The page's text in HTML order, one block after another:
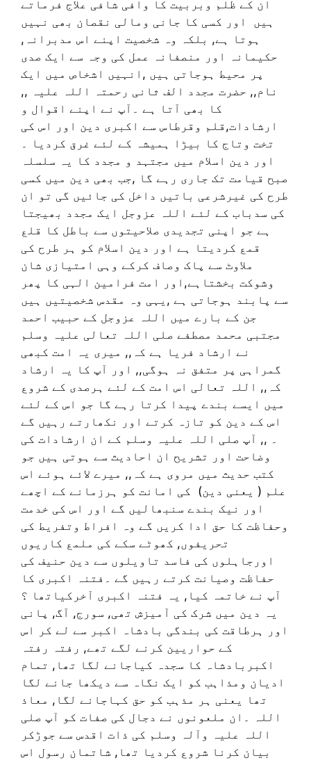
ان کے ظلم وبربیت کا وافی شافی علاج فرماتے
ہیں اور کسی کا جانی ومالی نقصان بھی نہیں
ہوتا ہے, بلکہ وہ شخصیت اپنے اس مدبرانہ,
حکیمانہ اور منصفانہ عمل کی وجہ سے ایک صدی
پر محیط ہوجاتی ہیں ,انہیں اشخاص میں ایک
نام,, حضرت مجدد الف ثانی رحمتہ اللہ علیہ ,,
کا بھی آتا ہے ۔آپ نے اپنے اقوال و
ارشادات,قلم وقرطاس سے اکبری دین اور اس کی
تخت وتاج کا بیڑا ہمیشہ کے لئے غرق کردیا ۔
اور دین اسلام میں مجتہد و مجدد کا یہ سلسلہ
صبح قیامت تک جاری رہے گا ,جب بھی دین میں کسی
طرح کی غیرشرعی باتیں داخل کی جائیں گی تو ان
کی سدباب کے لئے اللہ عزوجل ایک مجدد بھیجتا
ہے جو اپنی تجدیدی صلاحیتوں سے باطل کا قلع
قمع کردیتا ہے اور دین اسلام کو ہر طرح کی
ملاوٹ سے پاک وصاف کرکے وہی امتیازی شان
وشوکت بخشتاہے,اور امت فرامین الہی کا پھر
سے پابند ہوجاتی ہے ,یہی وہ مقدس شخصیتیں ہیں
جن کے بارے میں اللہ عزوجل کے حبیب احمد
مجتبی محمد مصطفے صلی اللہ تعالی علیہ وسلم
نے ارشاد فریا ہے کہ,, میری یہ امت کبھی
گمراہی پر متفق نہ ہوگی,, اور آپ کا یہ ارشاد
کہ,, اللہ تعالی اس امت کے لئے ہرصدی کے شروع
میں ایسے بندے پیدا کرتا رہے گا جو اس کے لئے
اس کے دین کو تازہ کرتے اور نکھارتے رہیں گے
۔ ,, آپ صلی اللہ علیہ وسلم کے ان ارشادات کی
وضاحت اور تشریح ان احادیث سے ہوتی ہیں جو
کتب حدیث میں مروی ہے کہ,, میرے لائے ہوئے اس
علم ( یعنی دین) کی امانت کو ہرزمانے کے اچھے
اور نیک بندے سنبھالیں گے اور اس کی خدمت
وحفاظت کا حق ادا کریں گے وہ افراط وتفریط کی
تحریفوں, کھوٹے سکے کی ملمع کاریوں
اورجاہلوں کی فاسد تاویلوں سے دین حنیف کی
حفاظت وصیانت کرتے رہیں گے ۔فتنہ اکبری کا
آپ نے خاتمہ کیا, یہ فتنہ اکبری آخرکیاتھا ؟
یہ دین میں شرک کی آمیزش تھی, سورج, آگ, پانی
اور ہرطاقت کی بندگی بادشاہ اکبر سے لے کر اس
کے حواریین کرنے لگے تھے, رفتہ رفتہ
اکبربادشاہ کا سجدہ کیاجانے لگا تھا, تمام
ادیان ومذاہب کو ایک نگاہ سے دیکھا جانے لگا
تھا یعنی ہر مذہب کو حق کہاجانے لگا, معاذ
اللہ ۔ان ملعونوں نے دجال کی صفات کو آپ صلی
اللہ علیہ وآلہ وسلم کی ذات اقدس سے جوڑکر
بیان کرنا شروع کردیا تھا, شاتمان رسول اس